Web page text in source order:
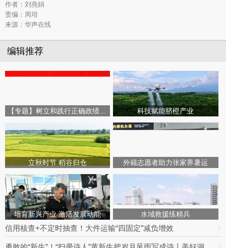
作者：刘燕娟
责编：周培
来源：华声在线
编辑推荐
【专题】树立和践行正确政绩观学习教育 科技赋能脐橙产业
立秋时节 稻谷归仓 外籍志愿者助力张家界暑运
培育新兴产业 激活发展动能 水域救援练精兵
信用核查+不定时抽查！大件运输“四固定”减负增效